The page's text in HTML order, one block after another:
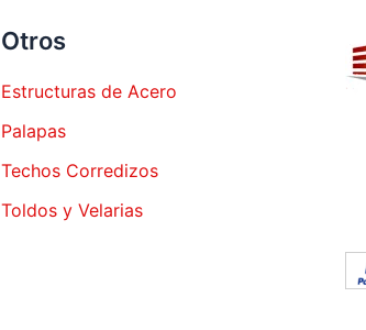
Otros
Estructuras de Acero
Palapas
Techos Corredizos
Toldos y Velarias